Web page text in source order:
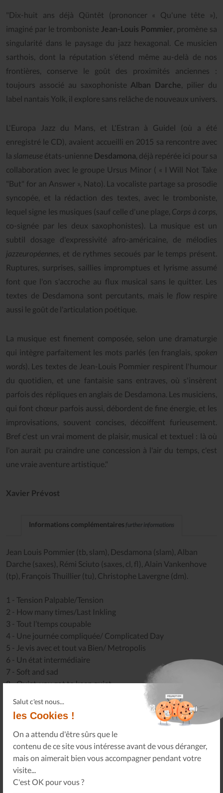
Salut c'est nous...
les Cookies !
On a attendu d'être sûrs que le
contenu de ce site vous intéresse avant de vous déranger,
mais on aimerait bien vous accompagner pendant votre
visite...
C'est OK pour vous ?
"Dix-huit ans déjà Qüntêt (prononcer « Qu'une tête »),
imaginé par le tromboniste Jean-Louis Pommier, promène sa
singularité dans le paysage du jazz hexagonal. Ce musicien
sarthois, dont la réputation s'étend même au-delà de nos
frontières, conserve le goût des proximités anciennes :
toujours associé au saxophoniste Alban Darche, pilier du
label nantais Yolk, il explore sans relâche de nouveaux univers.
L'Europa Jazz du Mans, et L'Estran à Guidel (où a été
enregistré le CD), avaient accueilli en 2015 sa rencontre avec
la slameuse états-unienne Desdamona, déjà repérée ici pour sa
collaboration avec le groupe Ursus Minor ( « I Will Not Take
"But" for an Answer », Nato). La vocaliste partage sa prosodie
syncopée, et la rédaction des textes, avec le tromboniste,
lequel signe les musiques (sauf celle d'une plage, Corps à corps,
co-signée par les deux saxophonistes). La musique est un
subtil dosage d'expressivité afro-américaine, de mélodies
jazzeuropéennes, et de rythmes secoués par le temps présent.
Ruptures, surprises, saillies impromptues et lyrisme assumé
font que l'on s'accroche au flux musical sans le quitter. Les
textes de Desdamona sont percutants, mais le flowrespire
aussi le goût de l'articulation poétique.
La musique est finement composée, selon une dramaturgie
qui intègre parfaitement les mots parlés (en franglais, spoken
words). Les textes de Jean-Louis Pommier respirent l'humour
du quotidien, et une fantaisie sans entraves, où s'insèrent
parfois des répliques en anglais de Desdamona. Les musiciens,
qui font chœur parfois aussi, débordent de fine énergie, et les
improvisations, souvent concises, décoiffent furieusement.
Bref c'est un vrai moment de plaisir, musical et textuel : là où
l'on aurait pu craindre une concession à l'air du temps, c'est
une vraie aventure artistique."
Xavier Prévost
Informations complémentaires further informations
Jean Louis Pommier (tb, slam), Desdamona (slam), Alban
Darche (saxes), Rémi Sciuto (saxes, cl, fl), Alain Vankenhove
(tp), François Thuillier (tu), Christophe Lavergne (dm).
1 - Tension Palpable/Tension
2 - How many times/Last Inkling
3 - Tout l’temps coupable
4 - Une journée compliquée/ Complicated Day
5 - Je vis avec et tout va Bien/ Metropolis
6 - Un état intermédiaire
7 - Soft and sad
8 - Quiet, you got to keep quiet
11 - Education physique